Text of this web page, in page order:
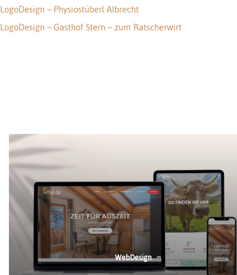
Beitragsnavigation
LogoDesign – Physiostüberl Albrecht
LogoDesign – Gasthof Stern – zum Ratscherwirt
WebDesign